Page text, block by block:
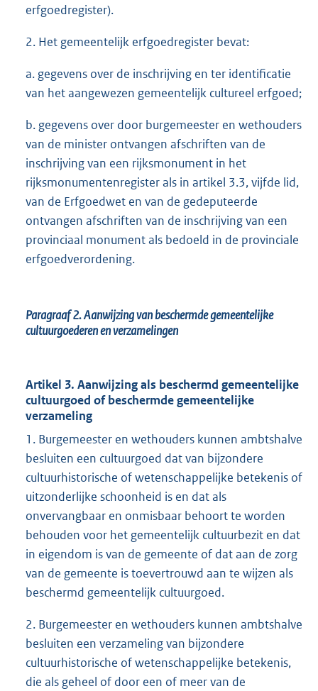
erfgoedregister).
2. Het gemeentelijk erfgoedregister bevat:
a. gegevens over de inschrijving en ter identificatie
van het aangewezen gemeentelijk cultureel erfgoed;
b. gegevens over door burgemeester en wethouders
van de minister ontvangen afschriften van de
inschrijving van een rijksmonument in het
rijksmonumentenregister als in artikel 3.3, vijfde lid,
van de Erfgoedwet en van de gedeputeerde
ontvangen afschriften van de inschrijving van een
provinciaal monument als bedoeld in de provinciale
erfgoedverordening.
Paragraaf 2.Aanwijzing van beschermde gemeentelijke
cultuurgoederen en verzamelingen
Artikel 3. Aanwijzing als beschermd gemeentelijke
cultuurgoed of beschermde gemeentelijke
verzameling
1. Burgemeester en wethouders kunnen ambtshalve
besluiten een cultuurgoed dat van bijzondere
cultuurhistorische of wetenschappelijke betekenis of
uitzonderlijke schoonheid is en dat als
onvervangbaar en onmisbaar behoort te worden
behouden voor het gemeentelijk cultuurbezit en dat
in eigendom is van de gemeente of dat aan de zorg
van de gemeente is toevertrouwd aan te wijzen als
beschermd gemeentelijk cultuurgoed.
2. Burgemeester en wethouders kunnen ambtshalve
besluiten een verzameling van bijzondere
cultuurhistorische of wetenschappelijke betekenis,
die als geheel of door een of meer van de